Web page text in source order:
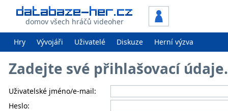
domov všech hráčů videoher
Hry Vývojáři Uživatelé Diskuze Herní výzva
Zadejte své přihlašovací
Uživatelské jméno/e-mail:
Heslo: